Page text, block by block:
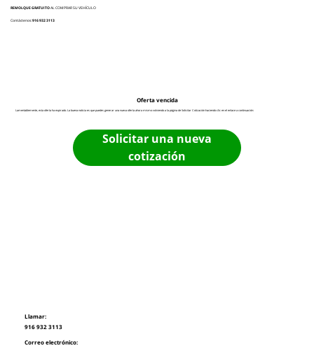
REMOLQUE GRATUITOAL COMPRAR SU VEHÍCULO
Contáctenos:916 932 3113
Oferta vencida
Lamentablemente, esta oferta ha expirado. La buena noticia es que puedes generar una nueva oferta ahora mismo volviendo a la página de Solicitar Cotización haciendo clic en el enlace a continuación:
Solicitar una nueva
cotización
Llamar:
916 932 3113
Correo electrónico: